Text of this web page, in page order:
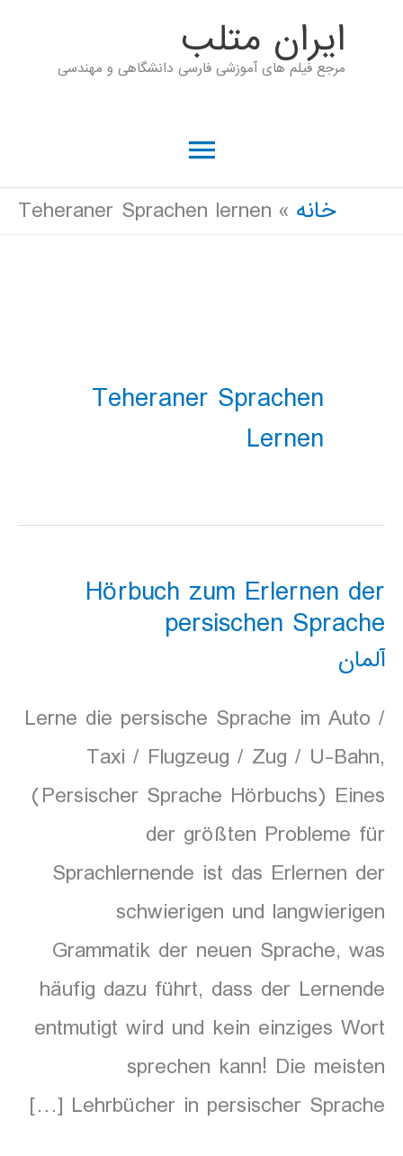
ايران متلب
مرجع فیلم های آموزشی فارسی دانشگاهی و مهندسی
فهرست
اصلی
خانه Teheraner Sprachen lernen
Teheraner Sprachen
Lernen
Hörbuch zum Erlernen der
persischen Sprache
آلمان
Lerne die persische Sprache im Auto /
Taxi / Flugzeug / Zug / U-Bahn,
(Persischer Sprache Hörbuchs) Eines
der größten Probleme für
Sprachlernende ist das Erlernen der
schwierigen und langwierigen
Grammatik der neuen Sprache, was
häufig dazu führt, dass der Lernende
entmutigt wird und kein einziges Wort
sprechen kann! Die meisten
Lehrbücher in persischer Sprache […]